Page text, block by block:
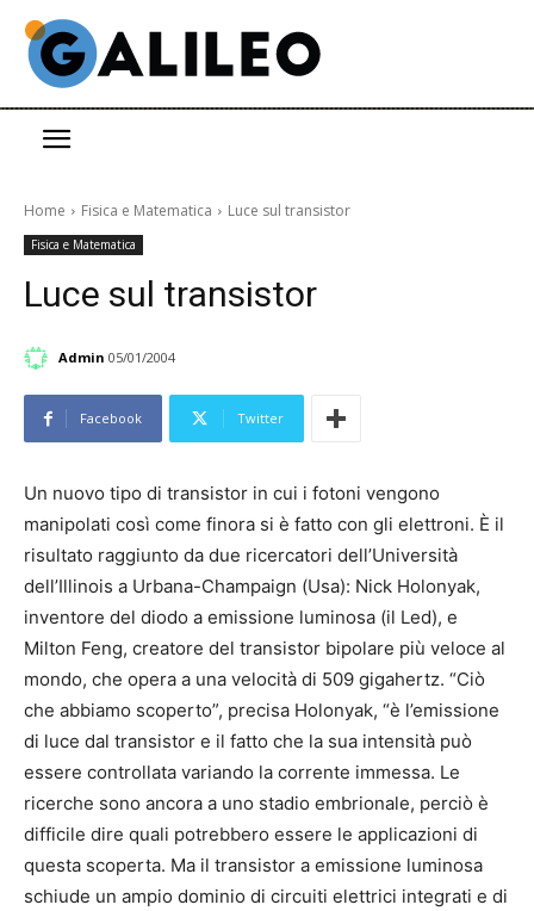
Home Fisica e Matematica Luce sul transistor
Fisica e Matematica
Luce sul transistor
Admin 05/01/2004
Facebook Twitter
Un nuovo tipo di transistor in cui i fotoni vengono
manipolati così come finora si è fatto con gli elettroni. È il
risultato raggiunto da due ricercatori dell’Università
dell’Illinois a Urbana-Champaign (Usa): Nick Holonyak,
inventore del diodo a emissione luminosa (il Led), e
Milton Feng, creatore del transistor bipolare più veloce al
mondo, che opera a una velocità di 509 gigahertz. “Ciò
che abbiamo scoperto”, precisa Holonyak, “è l’emissione
di luce dal transistor e il fatto che la sua intensità può
essere controllata variando la corrente immessa. Le
ricerche sono ancora a uno stadio embrionale, perciò è
difficile dire quali potrebbero essere le applicazioni di
questa scoperta. Ma il transistor a emissione luminosa
schiude un ampio dominio di circuiti elettrici integrati e di